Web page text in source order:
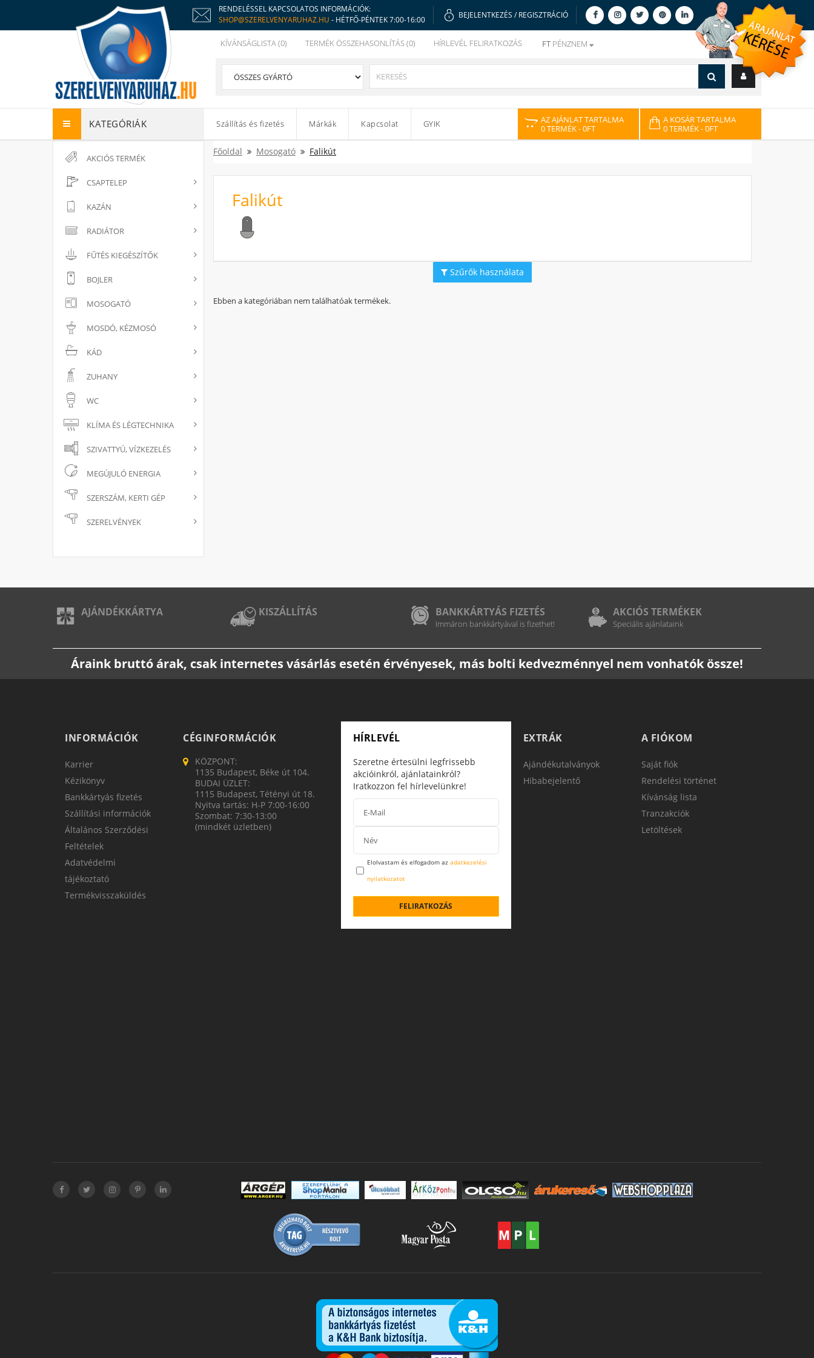
RENDELÉSSEL KAPCSOLATOS INFORMÁCIÓK:
SHOP@SZERELVENYARUHAZ.HU - HÉTFŐ-PÉNTEK 7:00-16:00
BEJELENTKEZÉS / REGISZTRÁCIÓ
KÍVÁNSÁGLISTA (0) TERMÉK ÖSSZEHASONLÍTÁS (0) HÍRLEVÉL FELIRATKOZÁS FT PÉNZNEM
KATEGÓRIÁK Szállítás és fizetés Márkák Kapcsolat GYIK
AZ AJÁNLAT TARTALMA
0 TERMÉK- 0FT
A KOSÁR TARTALMA
0 TERMÉK- 0FT
AKCIÓS TERMÉK
CSAPTELEP
KAZÁN
RADIÁTOR
FŰTÉS KIEGÉSZÍTŐK
BOJLER
MOSOGATÓ
MOSDÓ, KÉZMOSÓ
KÁD
ZUHANY
WC
KLÍMA ÉS LÉGTECHNIKA
SZIVATTYÚ, VÍZKEZELÉS
MEGÚJULÓ ENERGIA
SZERSZÁM, KERTI GÉP
SZERELVÉNYEK
Főoldal Mosogató Falikút
Falikút
Szűrők használata
Ebben a kategóriában nem találhatóak termékek.
AJÁNDÉKKÁRTYA KISZÁLLÍTÁS BANKKÁRTYÁS FIZETÉS
Immáron bankkártyával is fizethet!
AKCIÓS TERMÉKEK
Speciális ajánlataink
Áraink bruttó árak, csak internetes vásárlás esetén érvényesek, más bolti kedvezménnyel nem vonhatók össze!
INFORMÁCIÓK
Karrier
Kézikönyv
Bankkártyás fizetés
Szállítási információk
Általános Szerződési
Feltételek
Adatvédelmi
tájékoztató
Termékvisszaküldés
CÉGINFORMÁCIÓK
KÖZPONT:
1135 Budapest, Béke út 104.
BUDAI ÜZLET:
1115 Budapest, Tétényi út 18.
Nyitva tartás: H-P 7:00-16:00
Szombat: 7:30-13:00
(mindkét üzletben)
HÍRLEVÉL
Szeretne értesülni legfrissebb
akcióinkról, ajánlatainkról?
Iratkozzon fel hírlevelünkre!
Elolvastam és elfogadom az adatkezelési
nyilatkozatot
FELIRATKOZÁS
EXTRÁK
Ajándékutalványok
Hibabejelentő
A FIÓKOM
Saját fiók
Rendelési történet
Kívánság lista
Tranzakciók
Letöltések